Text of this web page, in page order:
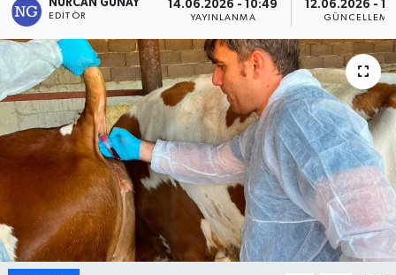
NURCAN GÜNAY
EDITÖR
14.06.2026 - 10:49
YAYINLANMA
12.06.2026 -
GÜNCELLEME
Eğitim
Ekonomi
Emet
Foto Galeri
Gediz
Genel